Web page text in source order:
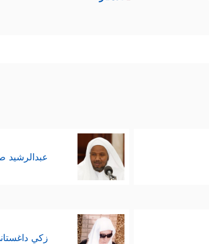
عبدالرشيد
زكي